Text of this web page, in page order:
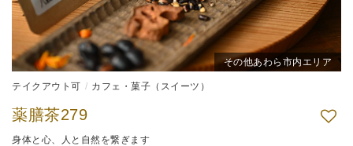
その他あわら市内エリア
テイクアウト可 カフェ・菓子（スイーツ）
薬膳茶279
身体と心、人と自然を繋ぎます